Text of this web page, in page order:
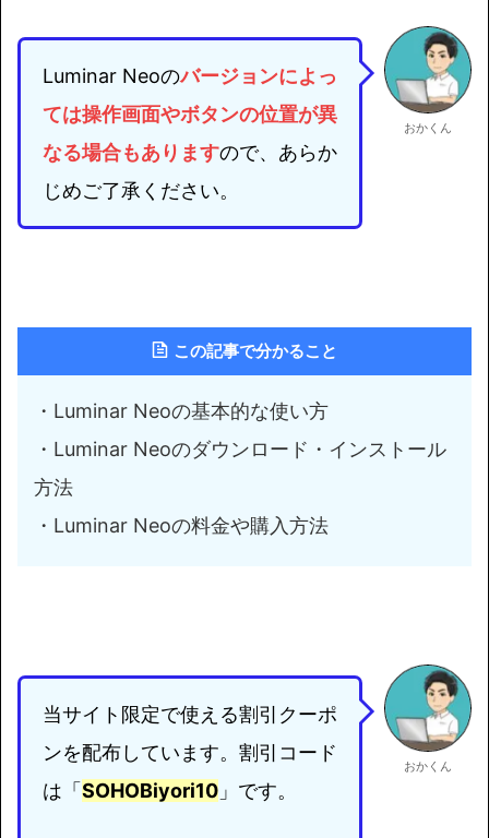
Luminar Neoのバージョンによっ
ては操作画面やボタンの位置が異
なる場合もありますので、あらか
じめご了承ください。
おかくん
この記事で分かること
・Luminar Neoの基本的な使い方
・Luminar Neoのダウンロード・インストール
方法
・Luminar Neoの料金や購入方法
当サイト限定で使える割引クーポ
ンを配布しています。割引コード
は「 SOHOBiyori10 」です。
おかくん